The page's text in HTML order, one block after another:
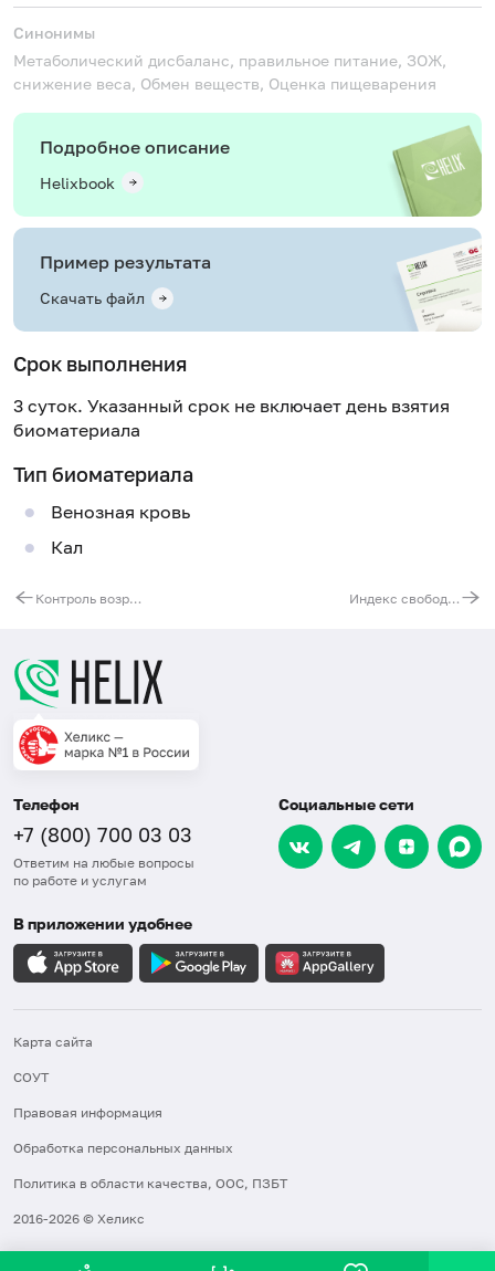
Синонимы
Метаболический дисбаланс, правильное питание, ЗОЖ,
снижение веса, Обмен веществ, Оценка пищеварения
Подробное описание
Helixbook
Пример результата
Скачать файл
Срок выполнения
3 суток. Указанный срок не включает день взятия
биоматериала
Тип биоматериала
Венозная кровь
Кал
Контроль возрастных изменений Индекс свободного тестостерона: ГСПГ + тестостерон
Телефон
+7 (800) 700 03 03
Ответим на любые вопросы
по работе и услугам
Социальные сети
В приложении удобнее
Карта сайта
СОУТ
Правовая информация
Обработка персональных данных
Политика в области качества, ООС, ПЗБТ
2016-2026 © Хеликс